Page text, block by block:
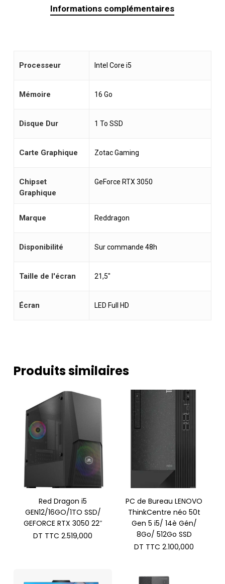
Informations complémentaires
Processeur Intel Core i5
Mémoire 16 Go
Disque Dur 1 To SSD
Carte Graphique Zotac Gaming
Chipset
Graphique
GeForce RTX 3050
Marque Reddragon
Disponibilité Sur commande 48h
Taille de l'écran 21,5"
Écran LED Full HD
Produits similaires
Red Dragon i5
GEN12/16GO/1TO SSD/
GEFORCE RTX 3050 22″
DT TTC 2.519,000
PC de Bureau LENOVO
ThinkCentre néo 50t
Gen 5 i5/ 14è Gén/
8Go/ 512Go SSD
DT TTC 2.100,000